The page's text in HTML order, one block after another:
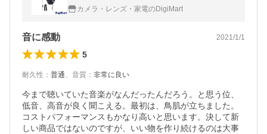
カメラ・レンズ・家電のDigiMart
音に感動 2021/1/1
5
耐久性 ： 普通、 音質 ： 非常に良い
今まで聴いていた音楽がなんだったんだろう。と思う位、
低音、高音が良く聞こえる。最初は、鳥肌が立ちました。
コストパフォーマンスもかなり高いと思います。決して新
しい商品ではないのですが、いい物を作り続けるのは大事